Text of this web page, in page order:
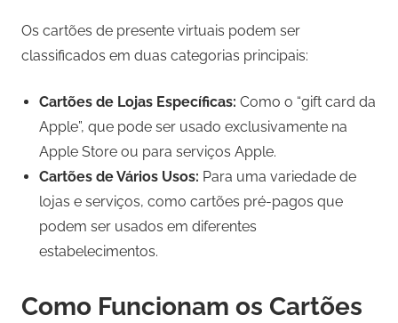
Os cartões de presente virtuais podem ser
classificados em duas categorias principais:
Cartões de Lojas Específicas: Como o “gift card da
Apple”, que pode ser usado exclusivamente na
Apple Store ou para serviços Apple.
Cartões de Vários Usos: Para uma variedade de
lojas e serviços, como cartões pré-pagos que
podem ser usados em diferentes
estabelecimentos.
Como Funcionam os Cartões